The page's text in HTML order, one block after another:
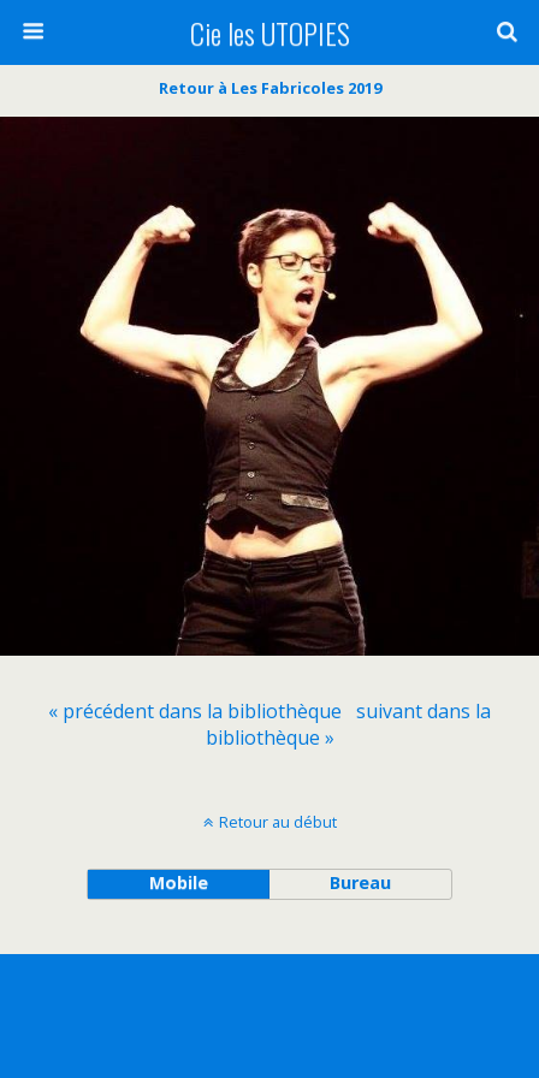
Cie les UTOPIES
Retour à Les Fabricoles 2019
« précédent dans la bibliothèque suivant dans la
bibliothèque »
Retour au début
Mobile Bureau